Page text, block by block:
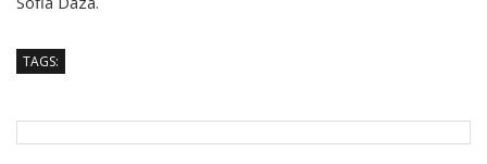
TAGS: